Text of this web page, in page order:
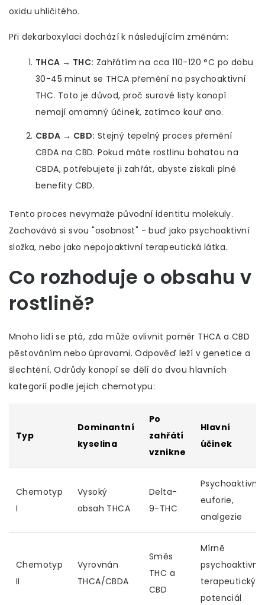
oxidu uhličitého.
Při dekarboxylaci dochází k následujícím změnám:
THCA → THC: Zahřátím na cca 110-120 °C po dobu
30-45 minut se THCA přemění na psychoaktivní
THC. Toto je důvod, proč surové listy konopí
nemají omamný účinek, zatímco kouř ano.
CBDA → CBD: Stejný tepelný proces přemění
CBDA na CBD. Pokud máte rostlinu bohatou na
CBDA, potřebujete ji zahřát, abyste získali plné
benefity CBD.
Tento proces nevymaže původní identitu molekuly.
Zachovává si svou "osobnost" - buď jako psychoaktivní
složka, nebo jako nepojoaktivní terapeutická látka.
Co rozhoduje o obsahu v
rostlině?
Mnoho lidí se ptá, zda může ovlivnit poměr THCA a CBD
pěstováním nebo úpravami. Odpověď leží v genetice a
šlechtění. Odrůdy konopí se dělí do dvou hlavních
kategorií podle jejich chemotypu:
Typ
Dominantní
kyselina
Po
zahřátí
vznikne
Hlavní
účinek
Chemotyp
I
Vysoký
obsah THCA
Delta-
9-THC
Psychoaktivní,
euforie,
analgezie
Chemotyp
II
Vyrovnán
THCA/CBDA
Směs
THC a
CBD
Mírně
psychoaktivní,
terapeutický
potenciál